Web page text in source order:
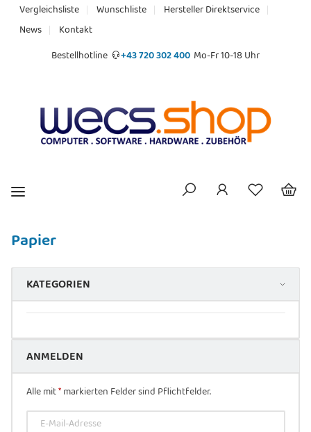
Vergleichsliste Wunschliste
Hersteller Direktservice
News
Kontakt
Bestellhotline
+43 720 302 400 Mo-Fr 10-18 Uhr
Papier
KATEGORIEN
ANMELDEN
Alle mit*markierten Felder sind Pflichtfelder.
E-Mail-Adresse